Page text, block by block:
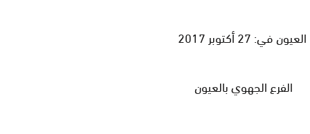
العيون في: 27 أكتوبر 2017
الفرع الجهوي بالعيون